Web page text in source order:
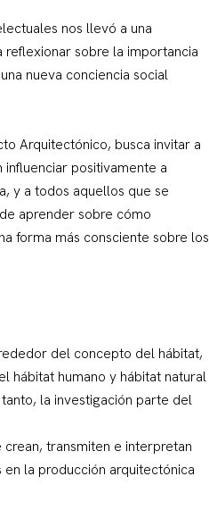
nos llevó a una
sobre la importancia
nueva conciencia social
Arquitectónico, busca invitar a
positivamente a
y a todos aquellos que se
aprender sobre cómo
forma más consciente sobre los
del concepto del hábitat,
hábitat humano y hábitat natural
la investigación parte del
transmiten e interpretan
la producción arquitectónica